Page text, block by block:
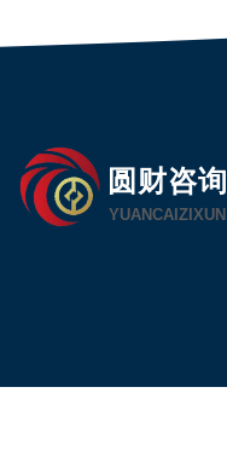
YUANCAIZIXUN
圆财咨询